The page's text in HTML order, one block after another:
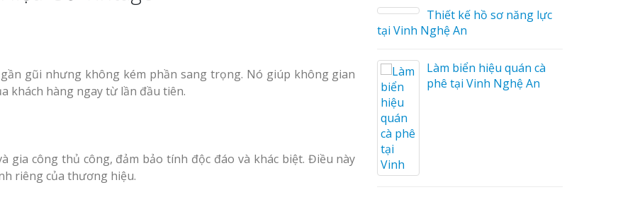
gũi nhưng không kém phần sang trọng. Nó giúp không gian
khách hàng ngay từ lần đầu tiên.
gia công thủ công, đảm bảo tính độc đáo và khác biệt. Điều này
riêng của thương hiệu.
Làm Biển Công Ty Mica
Tại Vinh Lấy Ngay
Thiết kế hồ sơ năng lực
tại Vinh Nghệ An
Làm biển hiệu quán cà
phê tại Vinh Nghệ An
cáo
Cáo
Mẫu biển quán cà